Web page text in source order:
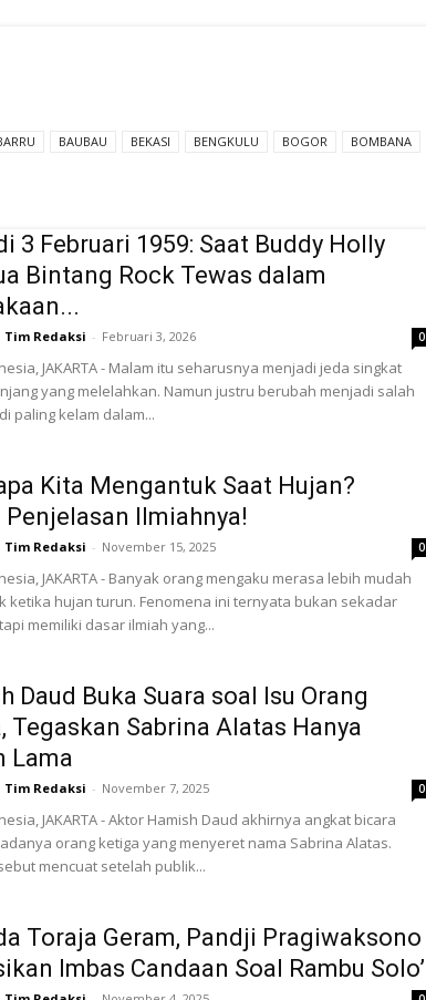
BAUBAU BEKASI BENGKULU BOGOR BOMBANA
3 Februari 1959: Saat Buddy Holly
Bintang Rock Tewas dalam
Tim Redaksi - Februari 3, 2026 0
JAKARTA - Malam itu seharusnya menjadi jeda singkat
yang melelahkan. Namun justru berubah menjadi salah
paling kelam dalam...
Kita Mengantuk Saat Hujan?
Penjelasan Ilmiahnya!
Tim Redaksi - November 15, 2025 0
JAKARTA - Banyak orang mengaku merasa lebih mudah
ketika hujan turun. Fenomena ini ternyata bukan sekadar
memiliki dasar ilmiah yang...
Daud Buka Suara soal Isu Orang
Tegaskan Sabrina Alatas Hanya
Lama
Tim Redaksi - November 7, 2025 0
JAKARTA - Aktor Hamish Daud akhirnya angkat bicara
orang ketiga yang menyeret nama Sabrina Alatas.
mencuat setelah publik...
Toraja Geram, Pandji Pragiwaksono
Imbas Candaan Soal Rambu Solo’